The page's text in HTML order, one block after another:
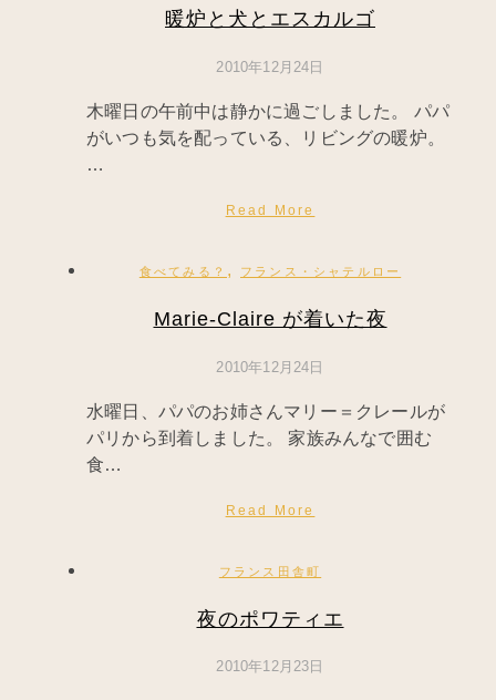
暖炉と犬とエスカルゴ
2010年12月24日
木曜日の午前中は静かに過ごしました。 パパ
がいつも気を配っている、リビングの暖炉。
…
Read More
食べてみる？ , フランス・シャテルロー
Marie-Claire が着いた夜
2010年12月24日
水曜日、パパのお姉さんマリー＝クレールが
パリから到着しました。 家族みんなで囲む
食…
Read More
フランス田舎町
夜のポワティエ
2010年12月23日